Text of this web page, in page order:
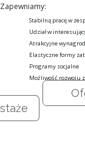
Zapewniamy:
Stabilną pracę w
Udział w
Atrakcyjne
Elastyczne formy
Programy socjalne
Możliwość rozwoju
staże